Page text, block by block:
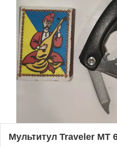
Мультитул Traveler MT